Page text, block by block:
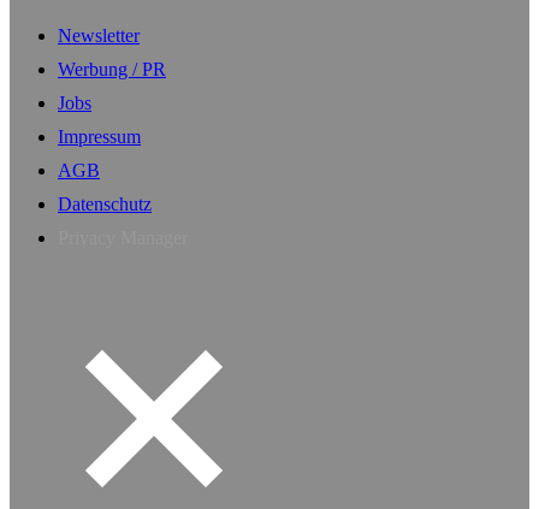
Newsletter
Werbung / PR
Jobs
Impressum
AGB
Datenschutz